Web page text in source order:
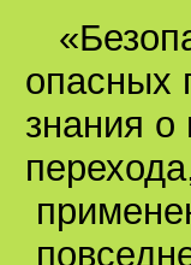
опасных
знания о